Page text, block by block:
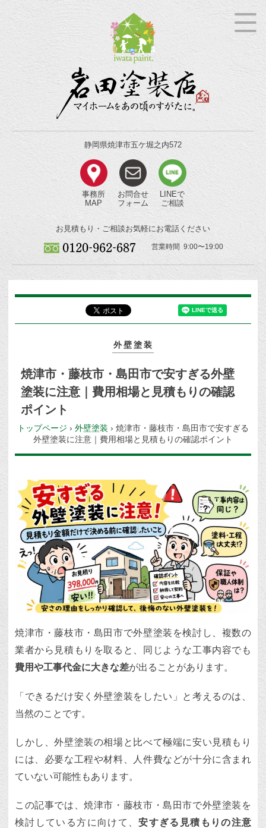
静岡県焼津市五ケ堀之内572
事務所
MAP
お問合せ
フォーム
LINEで
ご相談
お見積もり・ご相談お気軽にお電話ください
営業時間 9:00〜19:00
外壁塗装
焼津市・藤枝市・島田市で安すぎる外壁
塗装に注意｜費用相場と見積もりの確認
ポイント
トップページ › 外壁塗装 › 焼津市・藤枝市・島田市で安すぎる
外壁塗装に注意｜費用相場と見積もりの確認ポイント
焼津市・藤枝市・島田市で外壁塗装を検討し、複数の
業者から見積もりを取ると、同じような工事内容でも
費用や工事代金に大きな差が出ることがあります。
「できるだけ安く外壁塗装をしたい」と考えるのは、
当然のことです。
しかし、外壁塗装の相場と比べて極端に安い見積もり
には、必要な工程や材料、人件費などが十分に含まれ
ていない可能性もあります。
この記事では、焼津市・藤枝市・島田市で外壁塗装を
検討している方に向けて、安すぎる見積もりの注意